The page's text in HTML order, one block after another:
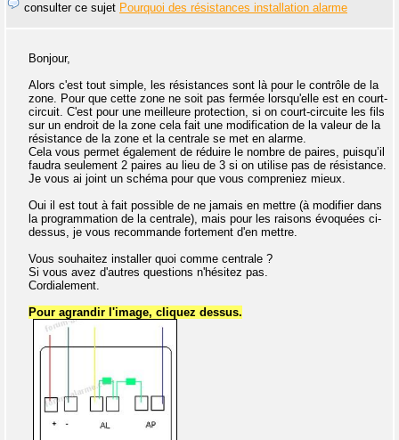
consulter ce sujet Pourquoi des résistances installation alarme
Bonjour,
Alors c'est tout simple, les résistances sont là pour le contrôle de la
zone. Pour que cette zone ne soit pas fermée lorsqu'elle est en court-
circuit. C'est pour une meilleure protection, si on court-circuite les fils
sur un endroit de la zone cela fait une modification de la valeur de la
résistance de la zone et la centrale se met en alarme.
Cela vous permet également de réduire le nombre de paires, puisqu’il
faudra seulement 2 paires au lieu de 3 si on utilise pas de résistance.
Je vous ai joint un schéma pour que vous compreniez mieux.
Oui il est tout à fait possible de ne jamais en mettre (à modifier dans
la programmation de la centrale), mais pour les raisons évoquées ci-
dessus, je vous recommande fortement d'en mettre.
Vous souhaitez installer quoi comme centrale ?
Si vous avez d'autres questions n'hésitez pas.
Cordialement.
Pour agrandir l'image, cliquez dessus.